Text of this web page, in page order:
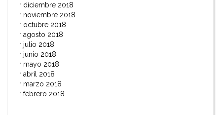
diciembre 2018
noviembre 2018
octubre 2018
agosto 2018
julio 2018
junio 2018
mayo 2018
abril 2018
marzo 2018
febrero 2018